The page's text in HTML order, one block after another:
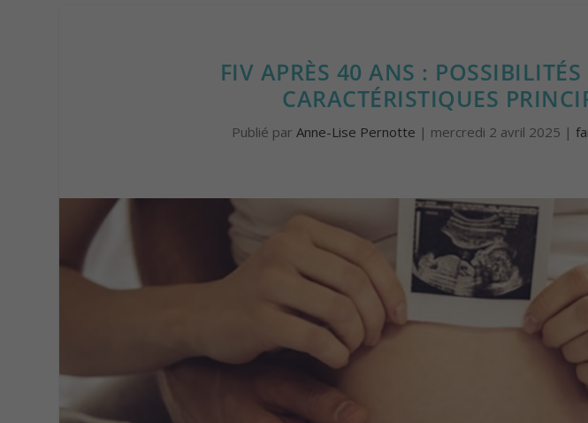
FIV APRÈS 40 ANS : POSSIBILITÉS
CARACTÉRISTIQUES
Publié par Anne-Lise Pernotte | mercredi 2 avril 2025 |